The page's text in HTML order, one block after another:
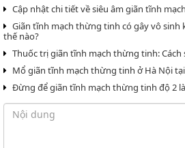
Cập nhật chi tiết về siêu âm giãn tĩnh
Giãn tĩnh mạch thừng tinh có gây vô
thế nào?
Thuốc trị giãn tĩnh mạch thừng tinh: Cách
Mổ giãn tĩnh mạch thừng tinh ở Hà Nội
Đừng để giãn tĩnh mạch thừng tinh độ 2